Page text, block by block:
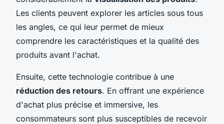
Les clients peuvent explorer les articles sous tous
les angles, ce qui leur permet de mieux
comprendre les caractéristiques et la qualité des
produits avant l'achat.
Ensuite, cette technologie contribue à une
réduction des retours. En offrant une expérience
d'achat plus précise et immersive, les
consommateurs sont plus susceptibles de recevoir